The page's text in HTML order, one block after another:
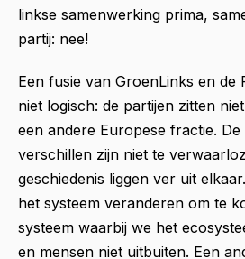
linkse samenwerking prima,
partij: nee!
Een fusie van GroenLinks en de
niet logisch: de partijen zitten
een andere Europese fractie.
verschillen zijn niet te
geschiedenis liggen ver uit
het systeem veranderen om te
systeem waarbij we het
en mensen niet uitbuiten. Een